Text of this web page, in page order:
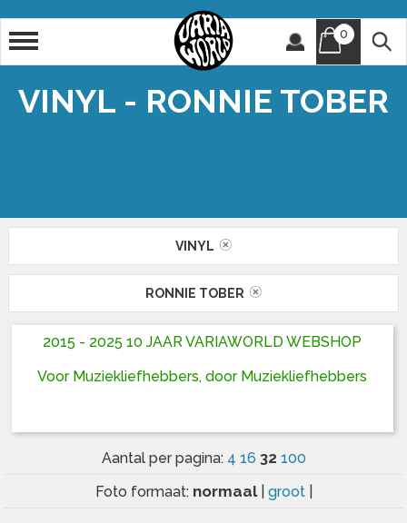
0
VINYL - RONNIE TOBER
VINYL
RONNIE TOBER
2015 - 2025 10 JAAR VARIAWORLD WEBSHOP
Voor Muziekliefhebbers, door Muziekliefhebbers
Aantal per pagina: 4 16 32 100
Foto formaat: normaal groot